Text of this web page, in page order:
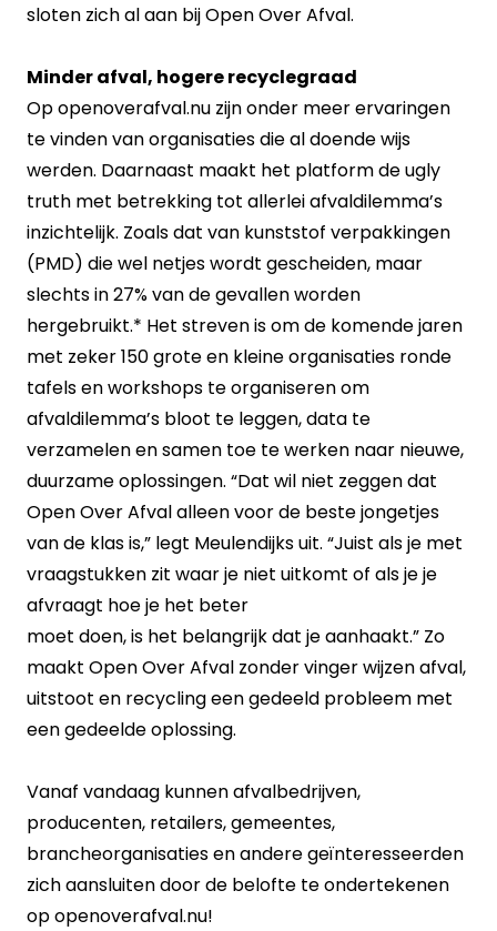
sloten zich al aan bij Open Over Afval.
Minder afval, hogere recyclegraad
Op openoverafval.nu zijn onder meer ervaringen
te vinden van organisaties die al doende wijs
werden. Daarnaast maakt het platform de ugly
truth met betrekking tot allerlei afvaldilemma’s
inzichtelijk. Zoals dat van kunststof verpakkingen
(PMD) die wel netjes wordt gescheiden, maar
slechts in 27% van de gevallen worden
hergebruikt.* Het streven is om de komende jaren
met zeker 150 grote en kleine organisaties ronde
tafels en workshops te organiseren om
afvaldilemma’s bloot te leggen, data te
verzamelen en samen toe te werken naar nieuwe,
duurzame oplossingen. “Dat wil niet zeggen dat
Open Over Afval alleen voor de beste jongetjes
van de klas is,” legt Meulendijks uit. “Juist als je met
vraagstukken zit waar je niet uitkomt of als je je
afvraagt hoe je het beter
moet doen, is het belangrijk dat je aanhaakt.” Zo
maakt Open Over Afval zonder vinger wijzen afval,
uitstoot en recycling een gedeeld probleem met
een gedeelde oplossing.
Vanaf vandaag kunnen afvalbedrijven,
producenten, retailers, gemeentes,
brancheorganisaties en andere geïnteresseerden
zich aansluiten door de belofte te ondertekenen
opopenoverafval.nu!